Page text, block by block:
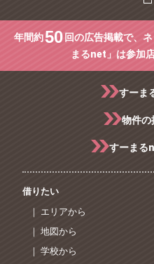
年間約50 回の広告掲載で、
まるnet」は参加
すーま
物件の
すーまる
借りたい
｜ エリアから
｜ 地図から
｜ 学校から